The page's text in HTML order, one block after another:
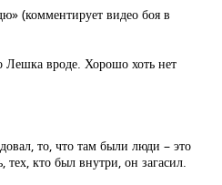
(комментирует видео боя в
Лешка вроде. Хорошо хоть нет
то, что там были люди – это
тех, кто был внутри, он загасил.